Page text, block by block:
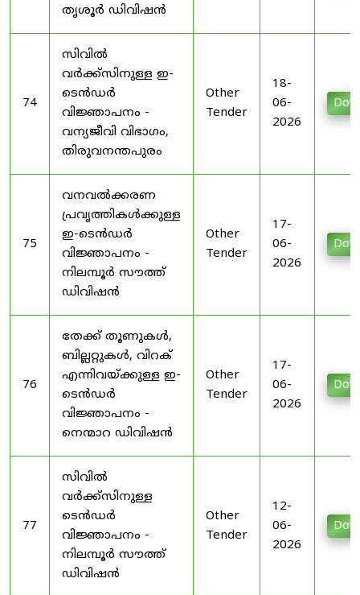
തൃശൂർ ഡിവിഷൻ
74
സിവിൽ
വർക്ക്സിനുള്ള ഇ-
ടെൻഡർ
വിജ്ഞാപനം -
വന്യജീവി വിഭാഗം,
തിരുവനന്തപുരം
Other
Tender
18-
06-
2026
75
വനവൽക്കരണ
പ്രവൃത്തികൾക്കുള്ള
ഇ-ടെൻഡർ
വിജ്ഞാപനം -
നിലമ്പൂർ സൗത്ത്
ഡിവിഷൻ
Other
Tender
17-
06-
2026
76
തേക്ക് തൂണുകൾ,
ബില്ലറ്റുകൾ, വിറക്
എന്നിവയ്ക്കുള്ള ഇ-
ടെൻഡർ
വിജ്ഞാപനം -
നെന്മാറ ഡിവിഷൻ
Other
Tender
17-
06-
2026
77
സിവിൽ
വർക്ക്‌സിനുള്ള
ടെൻഡർ
വിജ്ഞാപനം -
നിലമ്പൂർ സൗത്ത്
ഡിവിഷൻ
Other
Tender
12-
06-
2026